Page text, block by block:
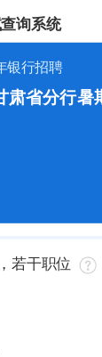
询系统
银行招聘
肃省分行暑
若干职位